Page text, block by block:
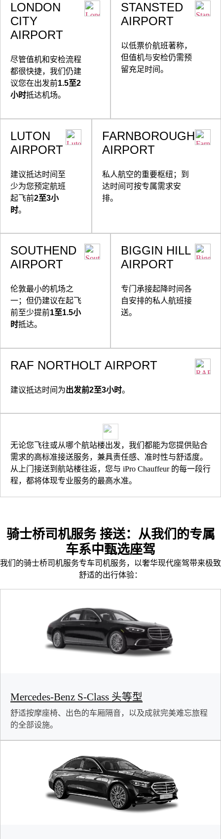
LONDON
CITY
AIRPORT
尽管值机和安检流程
都很快捷，我们仍建
议您在出发前1.5至2
小时抵达机场。
STANSTED
AIRPORT
以低票价航班著称，
但值机与安检仍需预
留充足时间。
LUTON
AIRPORT
建议抵达时间至
少为您预定航班
起飞前2至3小
时。
FARNBOROUGH
AIRPORT
私人航空的重要枢纽；到
达时间可按专属需求安
排。
SOUTHEND
AIRPORT
伦敦最小的机场之
一；但仍建议在起飞
前至少提前1至1.5小
时抵达。
BIGGIN HILL
AIRPORT
专门承接起降时间各
自安排的私人航班接
送。
RAF NORTHOLT AIRPORT
建议抵达时间为出发前2至3小时。
无论您飞往或从哪个航站楼出发，我们都能为您提供贴合
需求的高标准接送服务，兼具责任感、准时性与舒适度。
从上门接送到航站楼往返，您与 iPro Chauffeur 的每一段行
程，都将体现专业服务的最高水准。
骑士桥司机服务 接送：从我们的专属
车系中甄选座驾
我们的骑士桥司机服务专车司机服务，以奢华现代座驾带来极致
舒适的出行体验：
Mercedes-Benz S-Class 头等型
舒适按摩座椅、出色的车厢隔音，以及成就完美难忘旅程
的全部设施。